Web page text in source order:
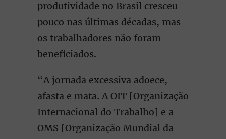
produtividade no Brasil cresceu
pouco nas últimas décadas, mas
os trabalhadores não foram
beneficiados.
“A jornada excessiva adoece,
afasta e mata. A OIT [Organização
Internacional do Trabalho] e a
OMS [Organização Mundial da